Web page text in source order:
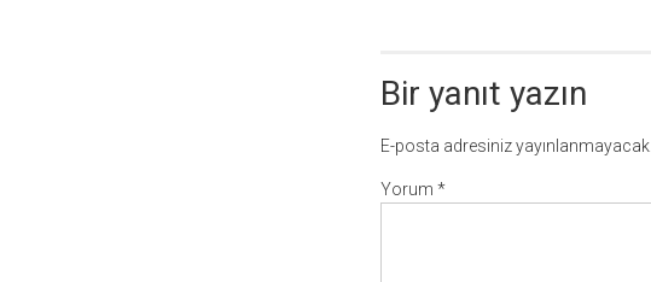
Bir yanıt yazın
E-posta adresiniz yayınlanmayacak.
Yorum *